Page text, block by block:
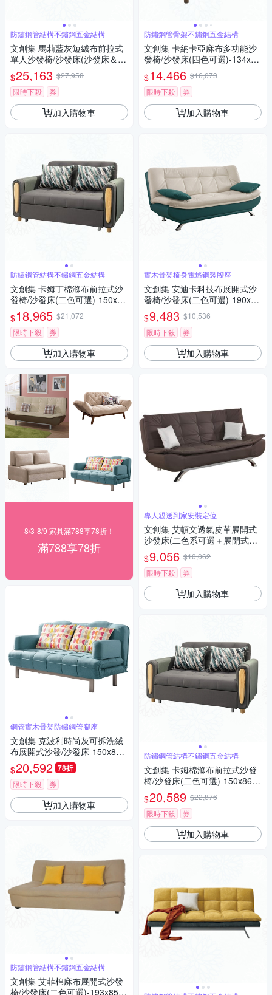
防鏽鋼管結構不鏽鋼五金結構
文創集 馬莉藍灰短絨布前拉式
單人沙發椅/沙發床(沙發床＆側
邊几組合)-112x111x72cm免組
$25,163 $27,958
限時下殺
券
加入購物車
防鏽鋼管結構不鏽鋼五金結構
文創集 卡姆丁棉滌布前拉式沙
發椅/沙發床(二色可選)-150x86
x90cm免組
$18,965 $21,072
限時下殺
券
加入購物車
8/3-8/9 家具滿788享78折！
滿788享78折
鋼管實木骨架防鏽鋼管腳座
文創集 克波利時尚灰可拆洗絨
布展開式沙發/沙發床-150x80x
92cm免組
$20,592 78折
限時下殺 券
加入購物車
防鏽鋼管結構不鏽鋼五金結構
文創集 艾菲棉麻布展開式沙發
椅/沙發床(二色可選)-193x85x8
防鏽鋼管骨架不鏽鋼五金結構
文創集 卡納卡亞麻布多功能沙
發椅/沙發床(四色可選)-134x83
x88cm免組
$14,466 $16,073
限時下殺
券
加入購物車
實木骨架椅身電烙鋼製腳座
文創集 安迪卡科技布展開式沙
發椅/沙發床(二色可選)-190x96
x92cm免組
$9,483 $10,536
限時下殺
券
加入購物車
專人親送到家安裝定位
文創集 艾頓文透氣皮革展開式
沙發床(二色系可選＋展開式機
能設計)-185x75x84cm免組
$9,056 $10,062
限時下殺
券
加入購物車
防鏽鋼管結構不鏽鋼五金結構
文創集 卡姆棉滌布前拉式沙發
椅/沙發床(二色可選)-150x86x9
0cm免組
$20,589 $22,876
限時下殺
券
加入購物車